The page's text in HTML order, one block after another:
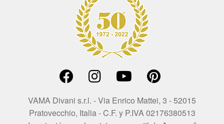
VAMA Divani s.r.l. - Via Enrico Mattei, 3 - 52015
Pratovecchio, Italia - C.F. y P.IVA 02176380513